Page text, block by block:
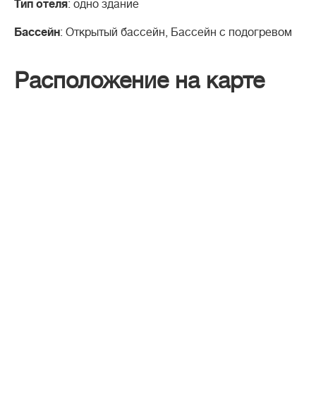
Тип отеля: одно здание
Бассейн: Открытый бассейн, Бассейн с подогревом
Расположение на карте